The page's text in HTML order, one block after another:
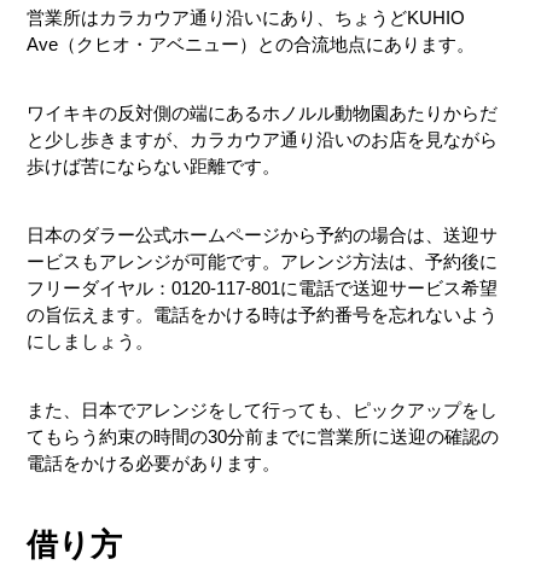
出発！
営業所はカラカウア通り沿いにあり、ちょうどKUHIO
Ave（クヒオ・アベニュー）との合流地点にあります。
ワイキキの反対側の端にあるホノルル動物園あたりからだ
と少し歩きますが、カラカウア通り沿いのお店を見ながら
歩けば苦にならない距離です。
日本のダラー公式ホームページから予約の場合は、送迎サ
ービスもアレンジが可能です。アレンジ方法は、予約後に
フリーダイヤル：0120-117-801に電話で送迎サービス希望
の旨伝えます。電話をかける時は予約番号を忘れないよう
にしましょう。
また、日本でアレンジをして行っても、ピックアップをし
てもらう約束の時間の30分前までに営業所に送迎の確認の
電話をかける必要があります。
借り方